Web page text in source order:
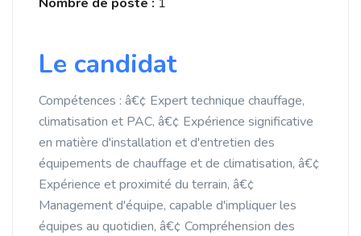
Le candidat
Compétences : â€¢ Expert technique chauffage,
climatisation et PAC, â€¢ Expérience significative
en matière d'installation et d'entretien des
équipements de chauffage et de climatisation, â€¢
Expérience et proximité du terrain, â€¢
Management d'équipe, capable d'impliquer les
équipes au quotidien, â€¢ Compréhension des